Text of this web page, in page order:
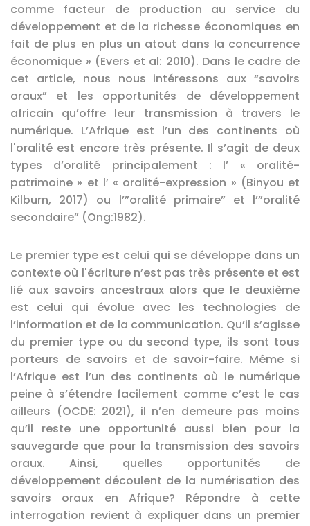
comme facteur de production au service du
développement et de la richesse économiques en
fait de plus en plus un atout dans la concurrence
économique » (Evers et al: 2010). Dans le cadre de
cet article, nous nous intéressons aux “savoirs
oraux” et les opportunités de développement
africain qu’offre leur transmission à travers le
numérique. L’Afrique est l’un des continents où
l'oralité est encore très présente. Il s’agit de deux
types d’oralité principalement : l’ « oralité-
patrimoine » et l’ « oralité-expression » (Binyou et
Kilburn, 2017) ou l’”oralité primaire” et l’”oralité
secondaire” (Ong:1982).
Le premier type est celui qui se développe dans un
contexte où l'écriture n’est pas très présente et est
lié aux savoirs ancestraux alors que le deuxième
est celui qui évolue avec les technologies de
l’information et de la communication. Qu’il s’agisse
du premier type ou du second type, ils sont tous
porteurs de savoirs et de savoir-faire. Même si
l’Afrique est l’un des continents où le numérique
peine à s’étendre facilement comme c’est le cas
ailleurs (OCDE: 2021), il n’en demeure pas moins
qu’il reste une opportunité aussi bien pour la
sauvegarde que pour la transmission des savoirs
oraux. Ainsi, quelles opportunités de
développement découlent de la numérisation des
savoirs oraux en Afrique? Répondre à cette
interrogation revient à expliquer dans un premier